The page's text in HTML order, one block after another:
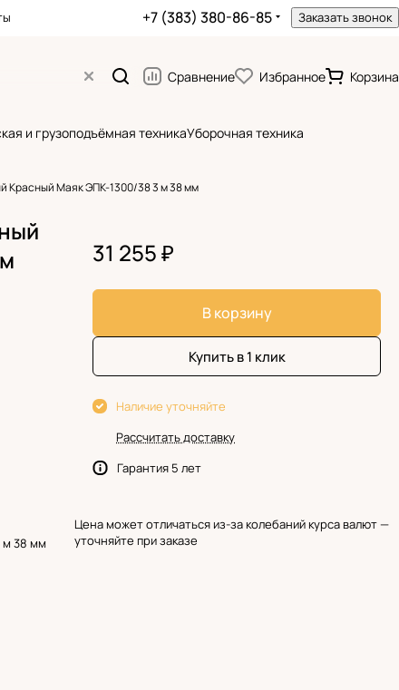
+7 (383) 380-86-85 Заказать звонок
Сравнение Избранное Корзина
и грузоподъёмная техникаУборочная техника
Красный Маяк ЭПК-1300/38 3 м 38 мм
м 38 мм
31 255 ₽
В корзину
Купить в 1 клик
Наличие уточняйте
Рассчитать доставку
Гарантия 5 лет
Цена может отличаться из-за колебаний курса валют —
уточняйте при заказе